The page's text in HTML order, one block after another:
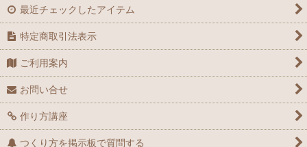
最近チェックしたアイテム
特定商取引法表示
ご利用案内
お問い合せ
作り方講座
つくり方を掲示板で質問する